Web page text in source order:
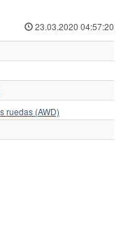
23.03.2020 04:57:20
ruedas (AWD)